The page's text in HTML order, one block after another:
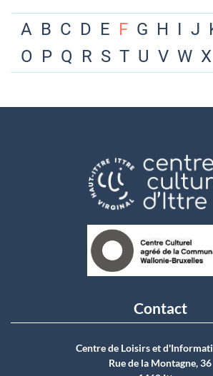
A B C D E F G H I J
O P Q R S T U V W X
Contact
Centre de Loisirs et
Rue de la Montagne, 36